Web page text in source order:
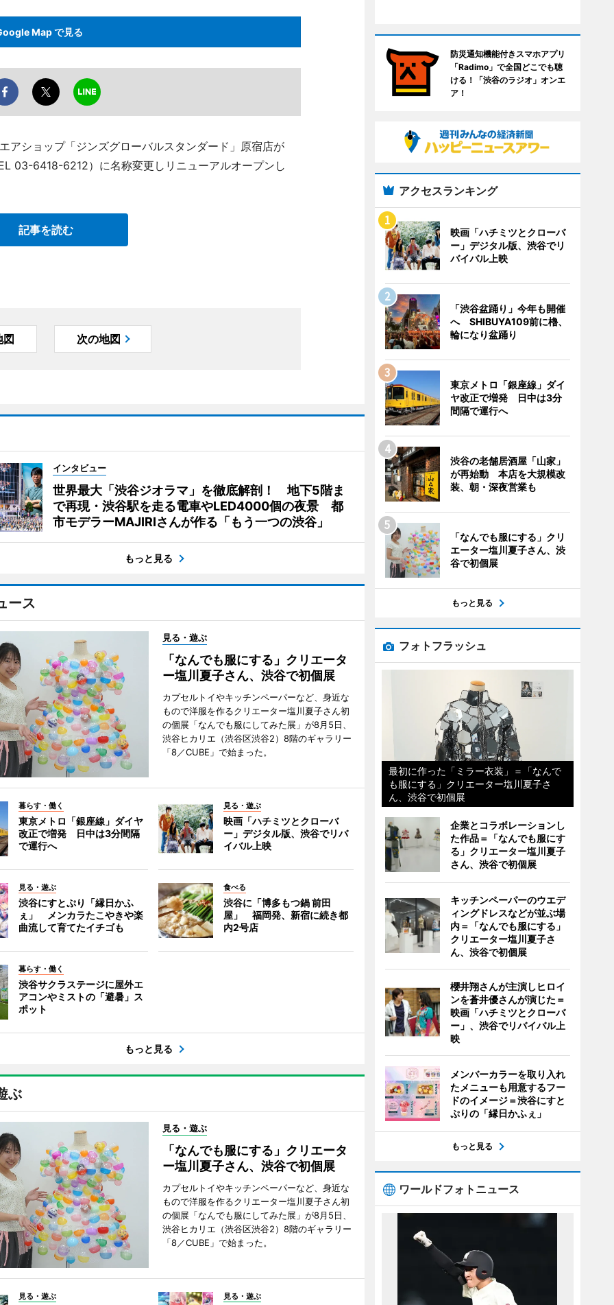
Map で見る
アショップ「ジンズグローバルスタンダード」原宿店が
03-6418-6212）に名称変更しリニューアルオープンし
記事を読む
図 次の地図
インタビュー
世界最大「渋谷ジオラマ」を徹底解剖！ 地下5階ま
で再現・渋谷駅を走る電車やLED4000個の夜景 都
市モデラーMAJIRIさんが作る「もう一つの渋谷」
もっと見る
ース
見る・遊ぶ
「なんでも服にする」クリエータ
ー塩川夏子さん、渋谷で初個展
カプセルトイやキッチンペーパーなど、身近な
もので洋服を作るクリエーター塩川夏子さん初
の個展「なんでも服にしてみた展」が8月5日、
渋谷ヒカリエ（渋谷区渋谷2）8階のギャラリー
「8／CUBE」で始まった。
暮らす・働く
東京メトロ「銀座線」ダイヤ
改正で増発 日中は3分間隔
で運行へ
見る・遊ぶ
映画「ハチミツとクローバ
ー」デジタル版、渋谷でリバ
イバル上映
見る・遊ぶ
渋谷にすとぷり「縁日かふ
ぇ」 メンカラたこやきや楽
曲流して育てたイチゴも
食べる
渋谷に「博多もつ鍋 前田
屋」 福岡発、新宿に続き都
内2号店
暮らす・働く
渋谷サクラステージに屋外エ
アコンやミストの「避暑」ス
ポット
もっと見る
ぶ
見る・遊ぶ
「なんでも服にする」クリエータ
ー塩川夏子さん、渋谷で初個展
カプセルトイやキッチンペーパーなど、身近な
もので洋服を作るクリエーター塩川夏子さん初
の個展「なんでも服にしてみた展」が8月5日、
渋谷ヒカリエ（渋谷区渋谷2）8階のギャラリー
「8／CUBE」で始まった。
見る・遊ぶ 見る・遊ぶ
防災通知機能付きスマホアプリ
「Radimo」で全国どこでも聴
ける！「渋谷のラジオ」オンエ
ア！
アクセスランキング
映画「ハチミツとクローバ
ー」デジタル版、渋谷でリ
バイバル上映
「渋谷盆踊り」今年も開催
へ SHIBUYA109前に櫓、
輪になり盆踊り
東京メトロ「銀座線」ダイ
ヤ改正で増発 日中は3分
間隔で運行へ
渋谷の老舗居酒屋「山家」
が再始動 本店を大規模改
装、朝・深夜営業も
「なんでも服にする」クリ
エーター塩川夏子さん、渋
谷で初個展
もっと見る
フォトフラッシュ
最初に作った「ミラー衣装」＝「なんで
も服にする」クリエーター塩川夏子さ
ん、渋谷で初個展
企業とコラボレーションし
た作品＝「なんでも服にす
る」クリエーター塩川夏子
さん、渋谷で初個展
キッチンペーパーのウエデ
ィングドレスなどが並ぶ場
内＝「なんでも服にする」
クリエーター塩川夏子さ
ん、渋谷で初個展
櫻井翔さんが主演しヒロイ
ンを蒼井優さんが演じた＝
映画「ハチミツとクローバ
ー」、渋谷でリバイバル上
映
メンバーカラーを取り入れ
たメニューも用意するフー
ドのイメージ＝渋谷にすと
ぷりの「縁日かふぇ」
もっと見る
ワールドフォトニュース